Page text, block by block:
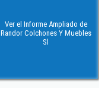
Ver el Informe Ampliado de
Randor Colchones Y Muebles
Sl